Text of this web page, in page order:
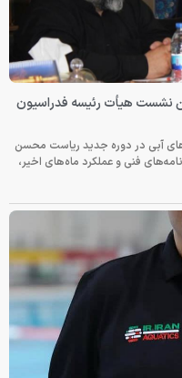
نشست هیأت رئیسه فدراسیون
آبی در دوره جدید ریاست محسن
فنی و عملکرد ماه‌های اخیر،